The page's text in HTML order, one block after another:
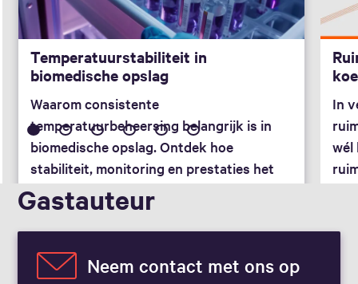
Temperatuurstabiliteit in
biomedische opslag
Waarom consistente
temperatuurbeheersing belangrijk is in
biomedische opslag. Ontdek hoe
stabiliteit, monitoring en prestaties het
risico voor vaccins, biologische
geneesmiddelen en laboratoria vermin
In
wél
Gast­auteur
Neem contact met ons op